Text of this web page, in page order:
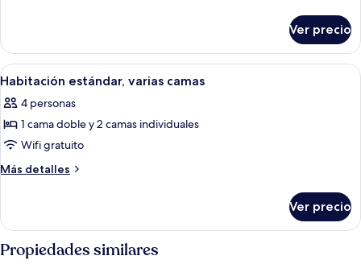
camas
individuales
estándar,
camas
Ver precio
Abrir
todas
las
fotos
de
Habitación
camas
Una habitación de hotel con dos
7
Habitación estándar, varias camas
4 personas
1 cama doble y 2 camas individuales
Wifi gratuito
Más detalles
Más
estándar,
varias
camas
Ver precio
Propiedades similares